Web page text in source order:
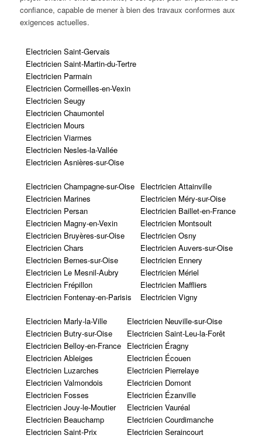
confiance, capable de mener à bien des travaux conformes aux
exigences actuelles.
Electricien Saint-Gervais
Electricien Saint-Martin-du-Tertre
Electricien Parmain
Electricien Cormeilles-en-Vexin
Electricien Seugy
Electricien Chaumontel
Electricien Mours
Electricien Viarmes
Electricien Nesles-la-Vallée
Electricien Asnières-sur-Oise
Electricien Champagne-sur-Oise
Electricien Marines
Electricien Persan
Electricien Magny-en-Vexin
Electricien Bruyères-sur-Oise
Electricien Chars
Electricien Bernes-sur-Oise
Electricien Le Mesnil-Aubry
Electricien Frépillon
Electricien Fontenay-en-Parisis
Electricien Attainville
Electricien Méry-sur-Oise
Electricien Baillet-en-France
Electricien Montsoult
Electricien Osny
Electricien Auvers-sur-Oise
Electricien Ennery
Electricien Mériel
Electricien Maffliers
Electricien Vigny
Electricien Marly-la-Ville
Electricien Butry-sur-Oise
Electricien Belloy-en-France
Electricien Ableiges
Electricien Luzarches
Electricien Valmondois
Electricien Fosses
Electricien Jouy-le-Moutier
Electricien Beauchamp
Electricien Saint-Prix
Electricien Neuville-sur-Oise
Electricien Saint-Leu-la-Forêt
Electricien Éragny
Electricien Écouen
Electricien Pierrelaye
Electricien Domont
Electricien Ézanville
Electricien Vauréal
Electricien Courdimanche
Electricien Seraincourt